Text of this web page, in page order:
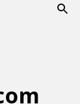
Enviar